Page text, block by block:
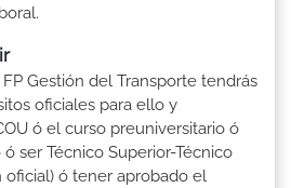
Gestión del Transporte tendrás
oficiales para ello y
ó el curso preuniversitario ó
ser Técnico Superior-Técnico
oficial) ó tener aprobado el